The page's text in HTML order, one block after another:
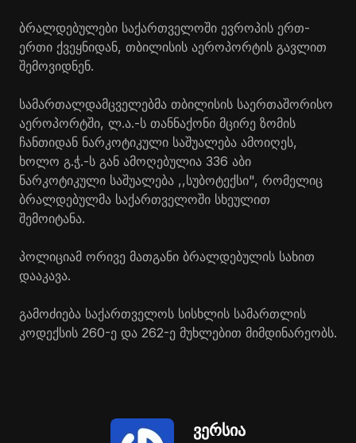
ბრალდებულები საქართველოში ევროპის ერთ-
ერთი ქვეყნიდან, თბილისის აეროპორტის გავლით
შემოვიდნენ.
სამართალდამცველებმა თბილისის საერთაშორისო
აეროპორტში, ლ.ა.-ს თანნაქონი მცირე ზომის
ჩანთიდან ნარკოტიკული საშუალება ამოიღეს,
ხოლო გ.ჭ.-ს გან ამოღებულია 336 აბი
ნარკოტიკული საშუალება ,,სუბოტექსი", რომელიც
ბრალდებულმა საქართველოში სხეულით
შემოიტანა.
პოლიციამ ორივე მათგანი ბრალდებულის სახით
დააკავა.
გამოძიება საქართველოს სისხლის სამართლის
კოდექსის 260-ე და 262-ე მუხლებით მიმდინარეობს.
ვერსია